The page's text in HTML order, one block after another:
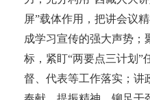
屏”载体作用，把讲会议
成学习宣传的强大声势；
标，紧盯“两要点三计划”
督、代表等工作落实；讲